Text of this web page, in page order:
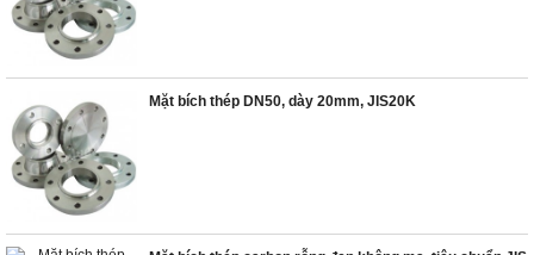
Mặt bích thép DN50, dày 20mm, JIS20K